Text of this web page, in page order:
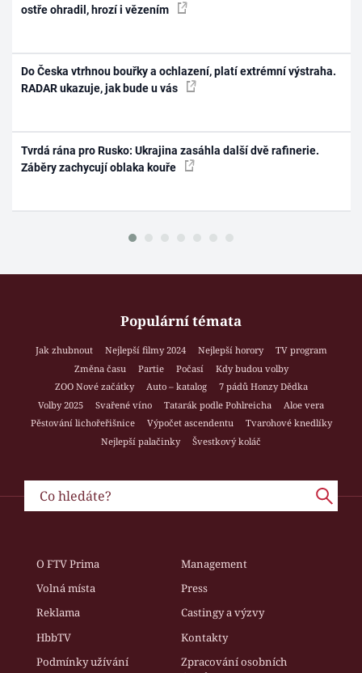
ostře ohradil, hrozí i vězením
Do Česka vtrhnou bouřky a ochlazení, platí extrémní výstraha.
RADAR ukazuje, jak bude u vás
Tvrdá rána pro Rusko: Ukrajina zasáhla další dvě rafinerie.
Záběry zachycují oblaka kouře
Populární témata
Jak zhubnout Nejlepší filmy 2024 Nejlepší horory
TV program
Změna času
Partie Počasí
Kdy budou volby
ZOO Nové začátky
Auto – katalog
7 pádů Honzy Dědka
Volby 2025
Svařené víno Tatarák podle Pohlreicha
Aloe vera
Pěstování lichořeřišnice
Výpočet ascendentu
Tvarohové knedlíky
Nejlepší palačinky
Švestkový koláč
O FTV Prima
Management
Volná místa
Press
Reklama
Castingy a výzvy
HbbTV
Kontakty
Podmínky užívání
Zpracování osobních